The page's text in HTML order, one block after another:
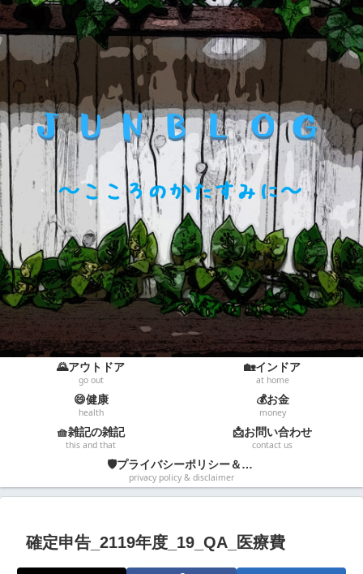
🌄アウトドア
go out
🏡インドア
at home
😄健康
health
💰お金
money
🧺雑記の雑記
this and that
📩お問い合わせ
contact us
🛡️プライバシーポリシー＆免責事項
privacy policy & disclaimer
確定申告_2119年度_19_QA_医療費